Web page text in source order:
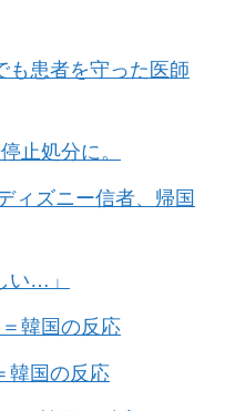
も患者を守った医師
止処分に。
ィズニー信者、帰国
い…」
韓国の反応
韓国の反応